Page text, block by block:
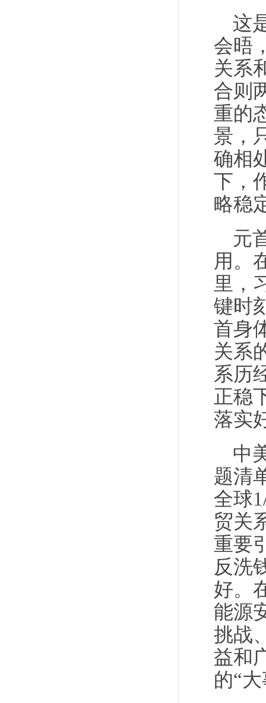
这
会晤
关系
合则
重的
景，
确相
下，
略稳
元
用。
里，
键时
首身
关系
系历
正稳
落实
中
题清
全球
贸关
重要
反洗
好。
能源
挑战
益和
的“